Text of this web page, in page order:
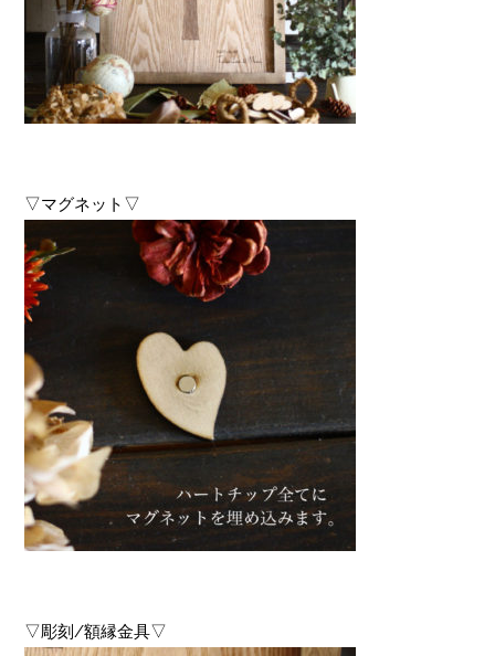
▽マグネット▽
▽彫刻/額縁金具▽